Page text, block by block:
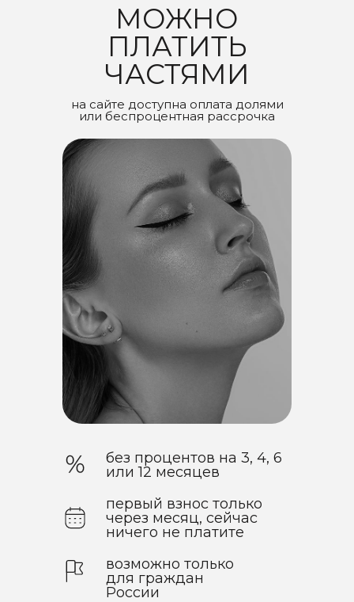
МОЖНО
ПЛАТИТЬ
ЧАСТЯМИ
на сайте доступна оплата долями
или беспроцентная рассрочка
без процентов на 3, 4, 6
или 12 месяцев
возможно только
для граждан
России
первый взнос только
через месяц, сейчас
ничего не платите